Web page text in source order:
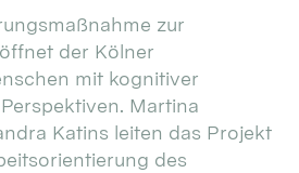
zur
der Kölner
mit kognitiver
Martina
Katins leiten das Projekt
des